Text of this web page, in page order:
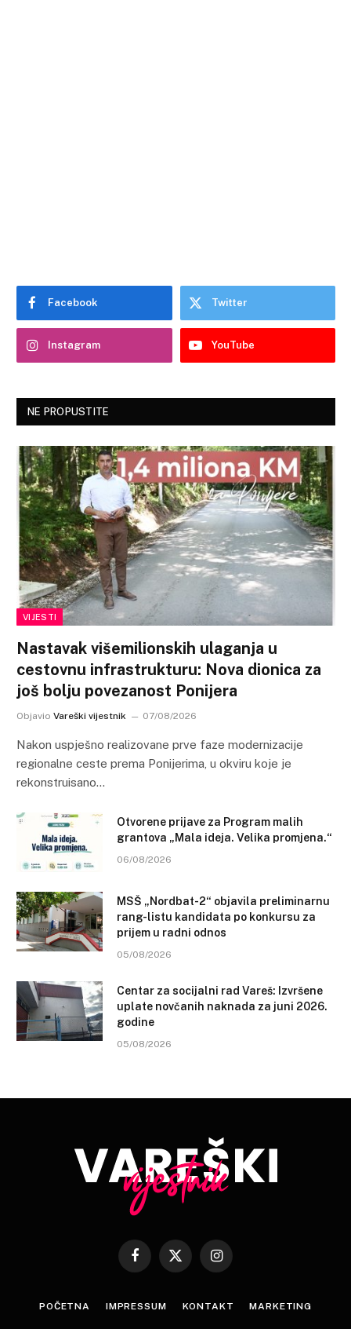
Facebook Twitter
Instagram YouTube
NE PROPUSTITE
VIJESTI
Nastavak višemilionskih ulaganja u
cestovnu infrastrukturu: Nova dionica za
još bolju povezanost Ponijera
Objavio Vareški vijestnik 07/08/2026
Nakon uspješno realizovane prve faze modernizacije
regionalne ceste prema Ponijerima, u okviru koje je
rekonstruisano…
Otvorene prijave za Program malih
grantova „Mala ideja. Velika promjena.“
06/08/2026
MSŠ „Nordbat-2“ objavila preliminarnu
rang-listu kandidata po konkursu za
prijem u radni odnos
05/08/2026
Centar za socijalni rad Vareš: Izvršene
uplate novčanih naknada za juni 2026.
godine
05/08/2026
Facebook
X
Instagram
POČETNA IMPRESSUM KONTAKT MARKETING